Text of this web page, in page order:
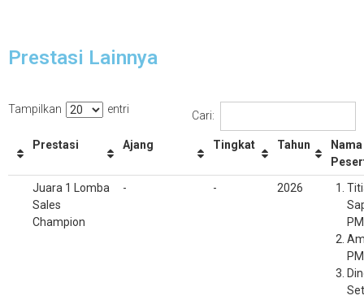
Prestasi Lainnya
Tampilkan entri Cari:
Prestasi Ajang Tingkat Tahun
Nama
Juara 1 Lomba
Sales
Champion
- - 2026